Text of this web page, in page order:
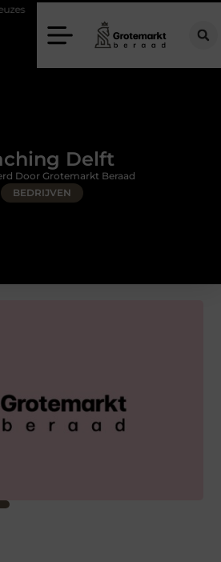
kiezen voor een rijschool in Utrecht?
Delft
BEDRIJVEN
Door Grotemarkt Beraad